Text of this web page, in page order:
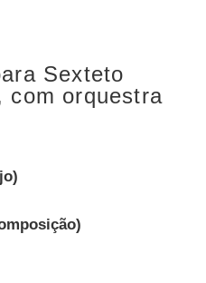
Sexteto
com orquestra